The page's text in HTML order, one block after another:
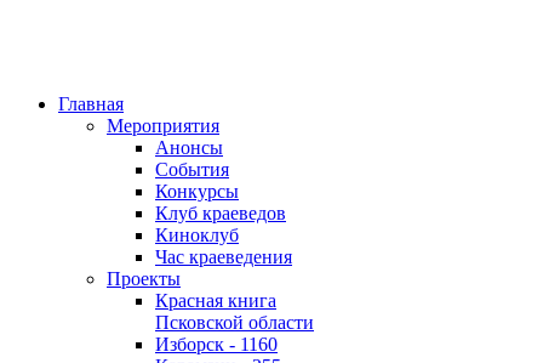
Главная
Мероприятия
Анонсы
События
Конкурсы
Клуб краеведов
Киноклуб
Час краеведения
Проекты
Красная книга
Псковской области
Изборск - 1160